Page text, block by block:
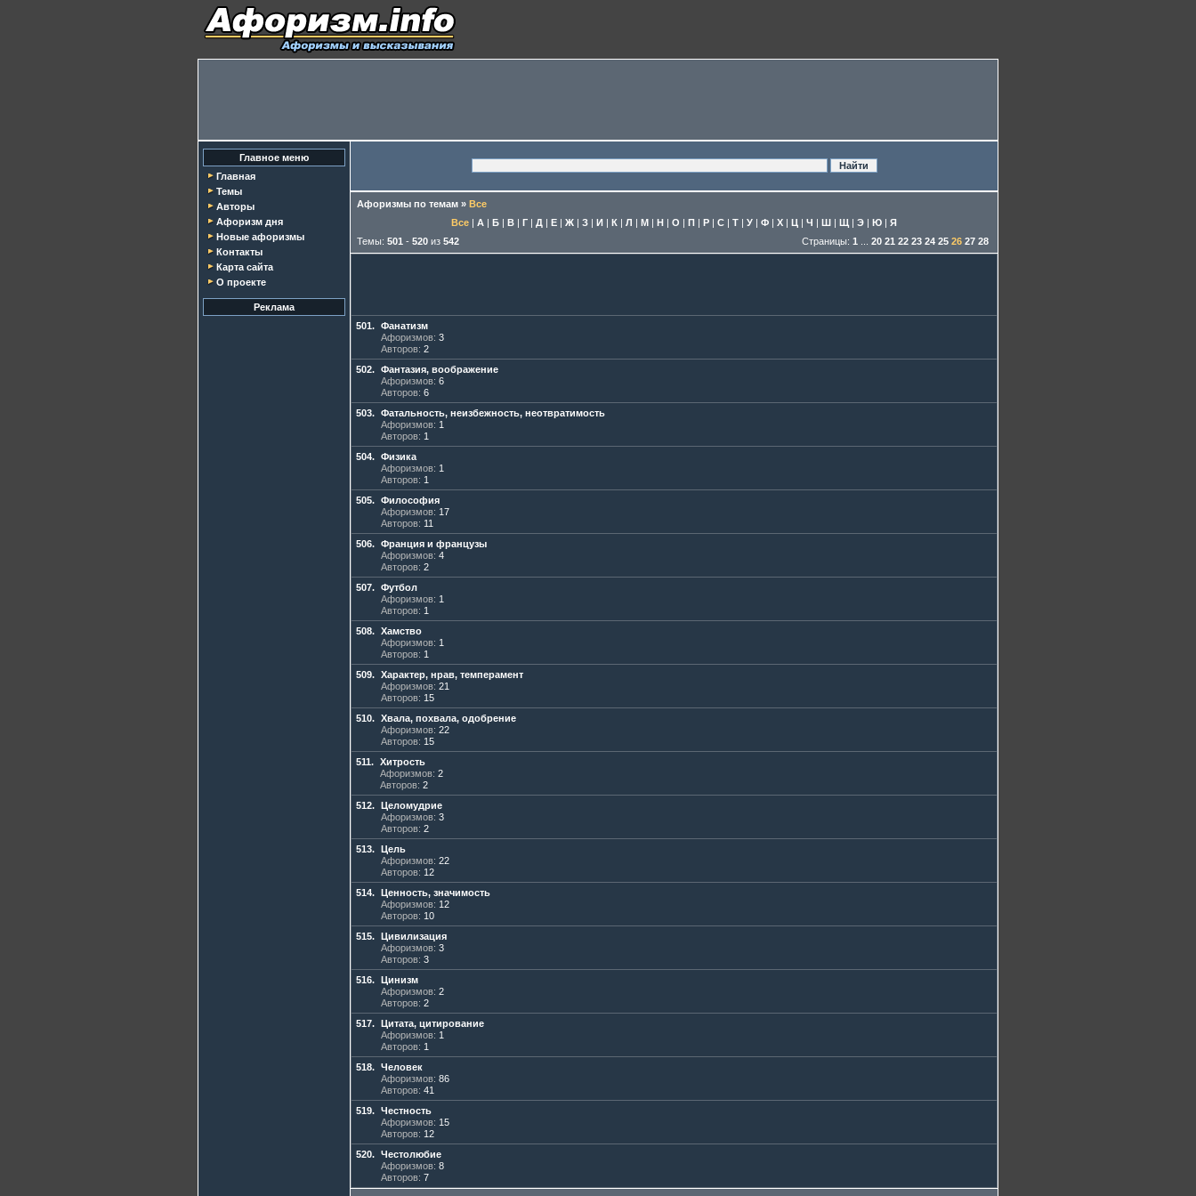
Главное меню
Главная
Темы
Авторы
Афоризм дня
Новые афоризмы
Контакты
Карта сайта
О проекте
Реклама
Афоризмы по темам » Все
Все | А | Б | В | Г | Д | Е | Ж | З | И | К | Л | М | Н | О | П | Р | С | Т | У | Ф | Х | Ц | Ч | Ш | Щ | Э | Ю | Я
Темы: 501 - 520 из 542 Страницы: 1 20 21 22 23 24 25 26 27 28
501. Фанатизм
Афоризмов: 3
Авторов: 2
502. Фантазия, воображение
Афоризмов: 6
Авторов: 6
503. Фатальность, неизбежность, неотвратимость
Афоризмов: 1
Авторов: 1
504. Физика
Афоризмов: 1
Авторов: 1
505. Философия
Афоризмов: 17
Авторов: 11
506. Франция и французы
Афоризмов: 4
Авторов: 2
507. Футбол
Афоризмов: 1
Авторов: 1
508. Хамство
Афоризмов: 1
Авторов: 1
509. Характер, нрав, темперамент
Афоризмов: 21
Авторов: 15
510. Хвала, похвала, одобрение
Афоризмов: 22
Авторов: 15
511. Хитрость
Афоризмов: 2
Авторов: 2
512. Целомудрие
Афоризмов: 3
Авторов: 2
513. Цель
Афоризмов: 22
Авторов: 12
514. Ценность, значимость
Афоризмов: 12
Авторов: 10
515. Цивилизация
Афоризмов: 3
Авторов: 3
516. Цинизм
Афоризмов: 2
Авторов: 2
517. Цитата, цитирование
Афоризмов: 1
Авторов: 1
518. Человек
Афоризмов: 86
Авторов: 41
519. Честность
Афоризмов: 15
Авторов: 12
520. Честолюбие
Афоризмов: 8
Авторов: 7